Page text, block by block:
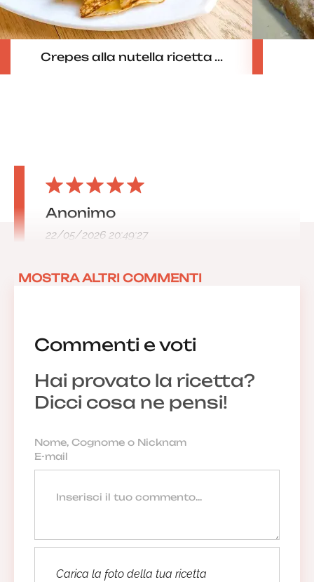
Crepes alla nutella ricetta ...
Commenti e voti
Hai provato la ricetta?
Dicci cosa ne pensi!
Carica la foto della tua ricetta
Anonimo
22/05/2026 20:49:27
MOSTRA ALTRI COMMENTI